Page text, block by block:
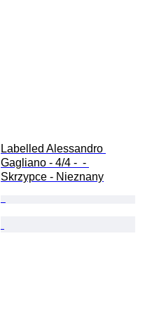
Labelled Alessandro
Gagliano - 4/4 -  -
Skrzypce - Nieznany